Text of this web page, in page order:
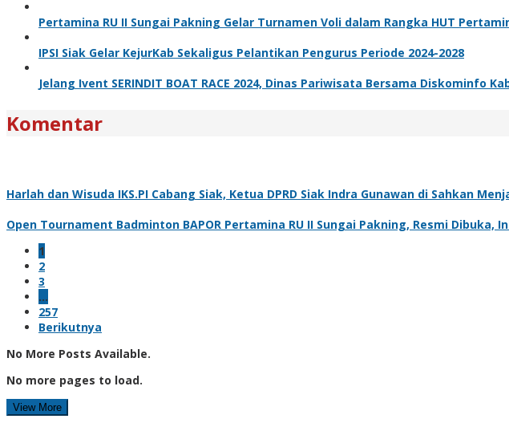
Pertamina RU II Sungai Pakning Gelar Turnamen Voli dalam Rangka HUT
IPSI Siak Gelar KejurKab Sekaligus Pelantikan Pengurus Periode 2024-2028
Jelang Ivent SERINDIT BOAT RACE 2024, Dinas Pariwisata Bersama Diskominfo
Komentar
Harlah dan Wisuda IKS.PI Cabang Siak, Ketua DPRD Siak Indra Gunawan di Sahkan
Open Tournament Badminton BAPOR Pertamina RU II Sungai Pakning, Resmi Dibuka,
1
2
3
…
257
Berikutnya
No More Posts Available.
No more pages to load.
View More